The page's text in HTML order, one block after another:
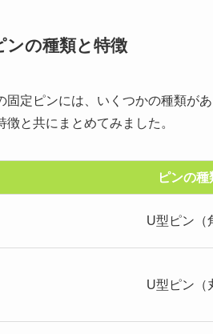
ンの種類と特徴
固定ピンには、いくつかの種類が
徴と共にまとめてみました。
ピンの種
U型ピン（
U型ピン（